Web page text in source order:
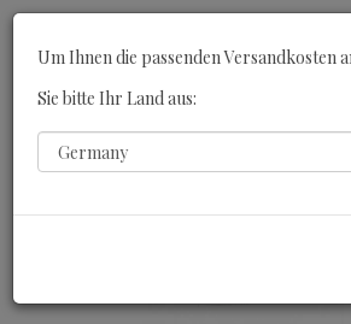
Um Ihnen die passenden Versandkosten
Sie bitte Ihr Land aus: